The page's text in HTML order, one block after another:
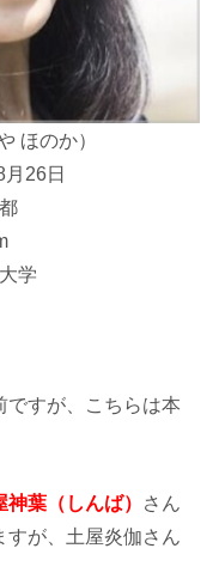
ほのか）
26日
学
ですが、こちらは本
神葉（しんば） さん
すが、土屋炎伽さん